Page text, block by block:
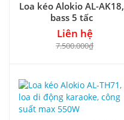
Loa kéo Alokio AL-AK18,
bass 5 tấc
Liên hệ
7.500.000₫